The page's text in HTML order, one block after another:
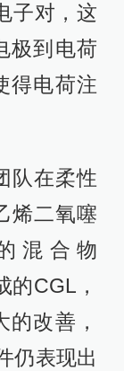
子对，这
极到电荷
得电荷注
队在柔性
烯二氧噻
混合物
的CGL，
改善，
仍表现出